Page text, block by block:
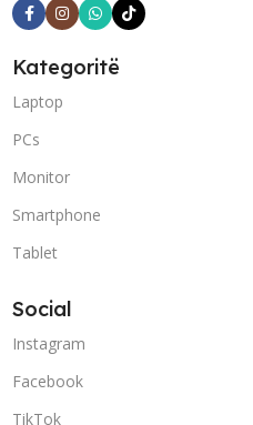
Kategoritë
Laptop
PCs
Monitor
Smartphone
Tablet
Social
Instagram
Facebook
TikTok